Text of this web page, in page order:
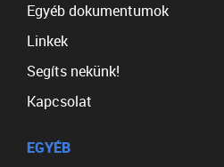
Egyéb dokumentumok
Linkek
Segíts nekünk!
Kapcsolat
EGYÉB